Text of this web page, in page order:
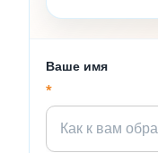
Ваше имя
*